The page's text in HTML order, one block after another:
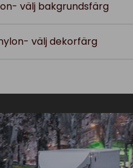
välj bakgrundsfärg
välj dekorfärg